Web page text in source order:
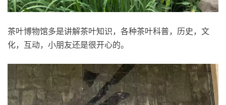
茶叶博物馆多是讲解茶叶知识，各种茶叶科普，历史，文
化，互动，小朋友还是很开心的。